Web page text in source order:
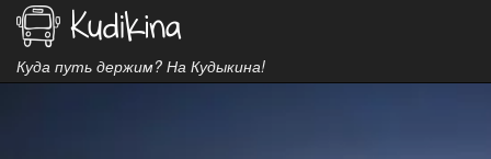
Куда путь держим? На Кудыкина!